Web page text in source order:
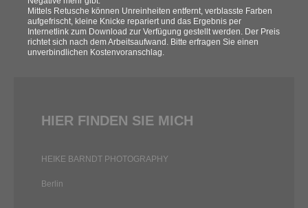
Mittels Retusche können Unreinheiten entfernt, verblasste Farben
aufgefrischt, kleine Knicke repariert und das Ergebnis per
Internetlink zum Download zur Verfügung gestellt werden. Der Preis
richtet sich nach dem Arbeitsaufwand. Bitte erfragen Sie einen
unverbindlichen Kostenvoranschlag.
HIER FINDEN SIE MICH
HEIKE BARNDT PHOTOGRAPHY
Berlin